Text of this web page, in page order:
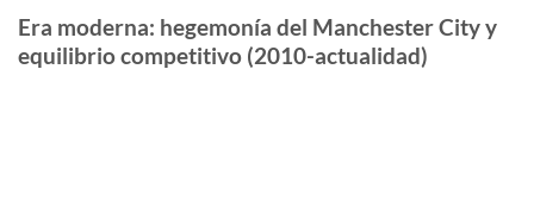
Era moderna: hegemonía del Manchester City y
equilibrio competitivo (2010-actualidad)